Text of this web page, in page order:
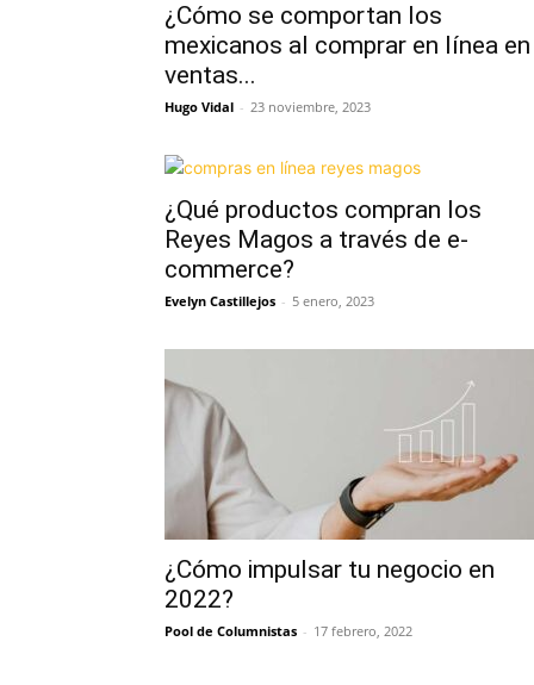
¿Cómo se comportan los
mexicanos al comprar en línea en
ventas...
Hugo Vidal - 23 noviembre, 2023
¿Qué productos compran los
Reyes Magos a través de e-
commerce?
Evelyn Castillejos - 5 enero, 2023
¿Cómo impulsar tu negocio en
2022?
Pool de Columnistas - 17 febrero, 2022